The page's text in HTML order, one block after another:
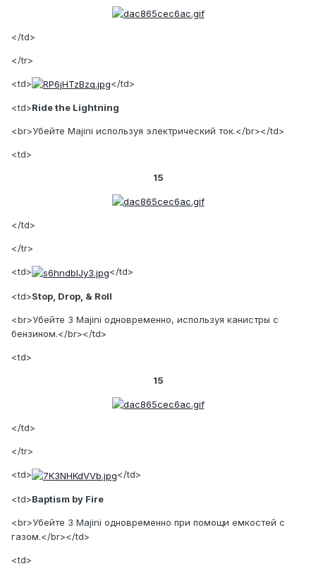
</td>
</tr>
<td> </td>
<td>Ride the Lightning
<br>Убейте Majini используя электрический ток.</br></td>
<td>
15
</td>
</tr>
<td> </td>
<td>Stop, Drop, & Roll
<br>Убейте 3 Majini одновременно, используя канистры с
бензином.</br></td>
<td>
15
</td>
</tr>
<td> </td>
<td>Baptism by Fire
<br>Убейте 3 Majini одновременно при помощи емкостей с
газом.</br></td>
<td>